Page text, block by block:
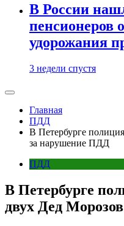
В России
пенсионеров
удорожания
3 недели спустя
Главная
ПДД
В Петербурге
за нарушение ПДД
ПДД
В Петербурге
двух Дед